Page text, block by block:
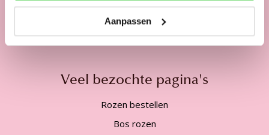
Aanpassen
Veel bezochte pagina's
Rozen bestellen
Bos rozen